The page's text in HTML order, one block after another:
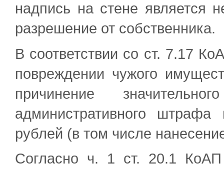
надпись на стене является
разрешение от собственника.
В соответствии со ст. 7.17
повреждении чужого
причинение
административного
рублей (в том числе
Согласно ч. 1 ст. 20.1